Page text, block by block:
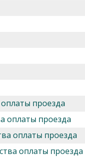
оплаты проезда
оплаты проезда
оплаты проезда
оплаты проезда